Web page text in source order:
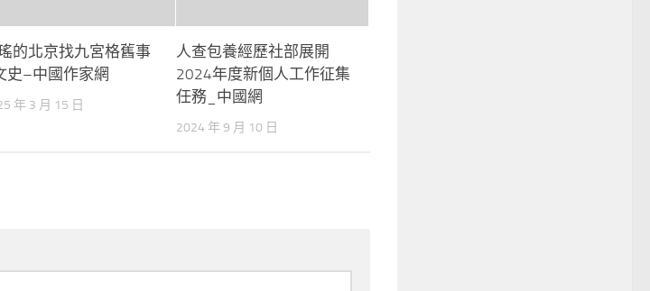
的北京找九宮格舊事
史–中國作家網
年 3 月 15 日
人查包養經歷社部展開
2024年度新個人工作征集
任務_中國網
2024 年 9 月 10 日